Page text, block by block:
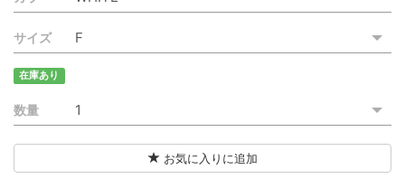
サイズ
在庫あり
数量
お気に入りに追加